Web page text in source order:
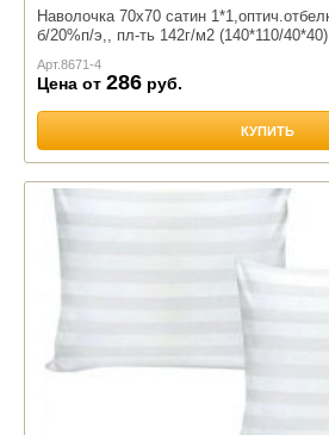
Наволочка 70х70 сатин
б/20%п/э,, пл-ть 142г/м2 (140*110/40*40)
Арт.8671-4
Цена от 286 руб.
КУПИТЬ